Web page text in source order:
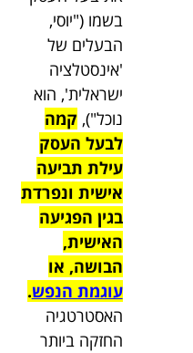
בשמו ("יוסי,
הבעלים של
'אינסטלציה
ישראלית', הוא
נוכל"), קמה
לבעל העסק
עילת תביעה
אישית ונפרדת
בגין הפגיעה
האישית,
הבושה, או
עוגמת הנפש.
האסטרטגיה
החזקה ביותר